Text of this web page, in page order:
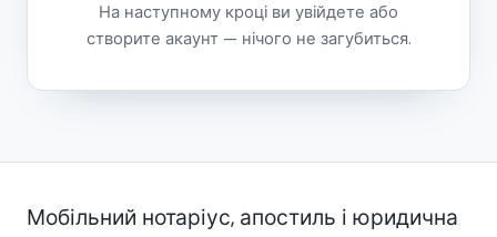
На наступному кроці ви увійдете або
створите акаунт — нічого не загубиться.
Мобільний нотаріус, апостиль і юридична